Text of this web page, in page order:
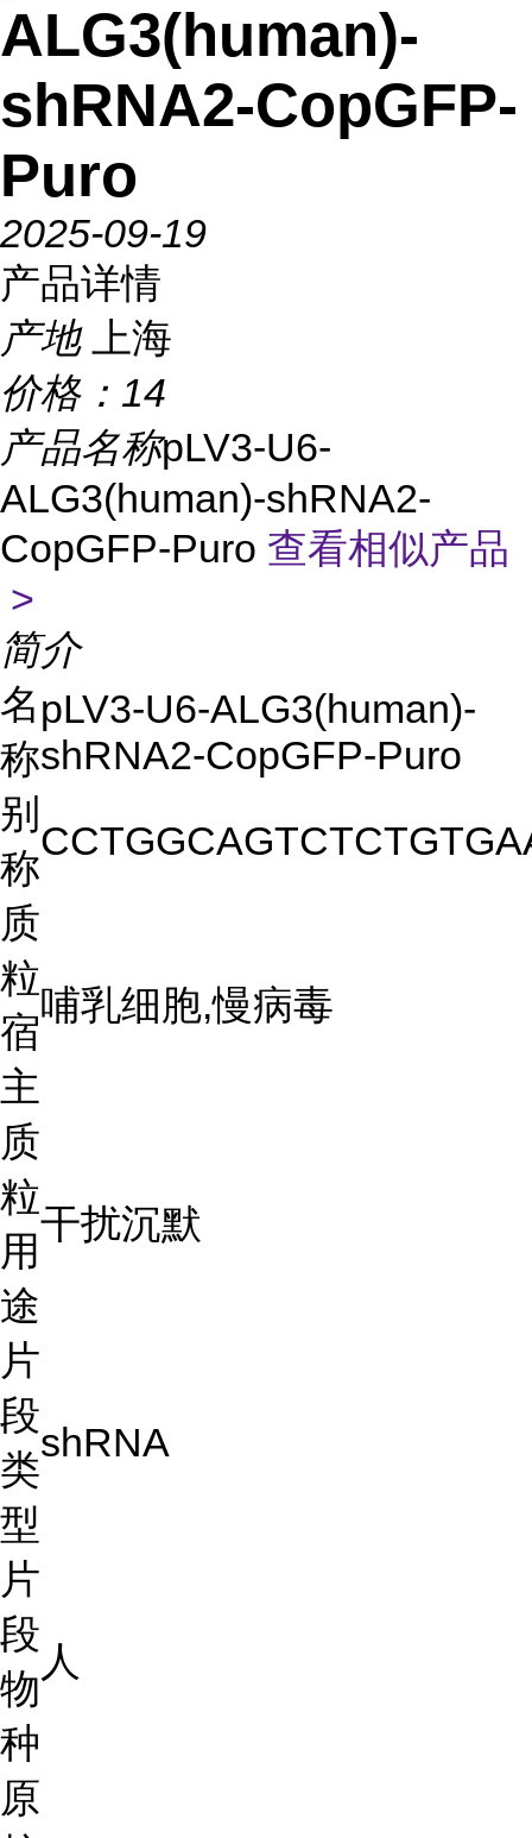
ALG3(human)-
shRNA2-CopGFP-
Puro
2025-09-19
产品详情
产地
上海
价格： 14
产品名称pLV3-U6-
ALG3(human)-shRNA2-
CopGFP-Puro 查看相似产品
>
简介
名
称
pLV3-U6-ALG3(human)-
shRNA2-CopGFP-Puro
别
称
质
粒
宿
主
哺乳细胞,慢病毒
质
粒
用
途
干扰沉默
片
段
类
型
shRNA
片
段
物
种
人
原